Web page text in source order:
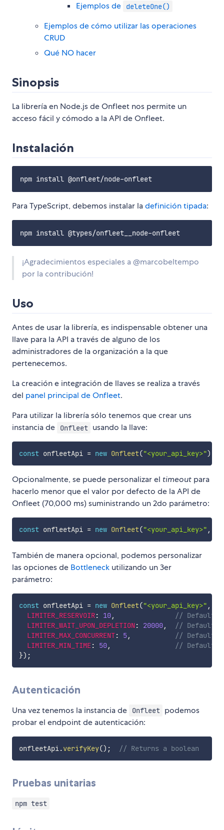
Ejemplos de
deleteOne()
Ejemplos de cómo utilizar las operaciones
CRUD
Qué NO hacer
Sinopsis
La librería en Node.js de Onfleet nos permite un
acceso fácil y cómodo a la API de Onfleet.
Instalación
Para TypeScript, debemos instalar ladefinición tipada:
¡Agradecimientos especiales a @marcobeltempo
por la contribución!
Uso
Antes de usar la librería, es indispensable obtener una
llave para la API a través de alguno de los
administradores de la organización a la que
pertenecemos.
La creación e integración de llaves se realiza a través
del panel principal de Onfleet.
Para utilizar la librería sólo tenemos que crear uns
instancia de
Onfleet usando la llave:
const onfleetApi = new Onfleet("<your_api_key>")
Opcionalmente, se puede personalizar el timeout para
hacerlo menor que el valor por defecto de la API de
Onfleet (70,000 ms) suministrando un 2do parámetro:
const onfleetApi = new Onfleet("<your_api_key>" ,
También de manera opcional, podemos personalizar
las opciones de Bottleneck utilizando un 3er
parámetro:
const onfleetApi = new Onfleet("<your_api_key>" ,
LIMITER_RESERVOIR: 10,
// Default:
LIMITER_WAIT_UPON_DEPLETION: 20000,
// Default:
LIMITER_MAX_CONCURRENT: 5,
// Default:
LIMITER_MIN_TIME: 50,
// Default:
}) ;
Autenticación
Una vez tenemos la instancia de Onfleet podemos
probar el endpoint de autenticación:
onfleetApi.verifyKey() ; // Returns a boolean
Pruebas unitarias
npm test